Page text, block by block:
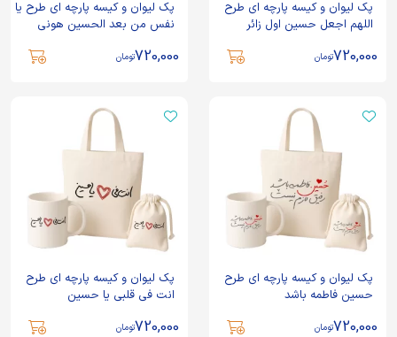
پک لیوان و کیسه پارچه ای طرح
اللهم اجعل حسین اول زائر
720,000تومان
پک لیوان و کیسه پارچه ای طرح یا
نفس من بعد الحسین هونی
720,000تومان
پک لیوان و کیسه پارچه ای طرح
حسین فاطمه باشد
720,000تومان
پک لیوان و کیسه پارچه ای طرح
انت فی قلبی یا حسین
720,000تومان